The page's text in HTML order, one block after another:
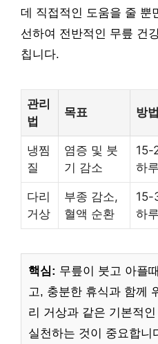
데 직접적인 도움을 줄 뿐
선하여 전반적인 무릎 건
칩니다.
관리
법
목표 방법
냉찜
질
염증 및 붓
기 감소
15-
하
다리
거상
부종 감소,
혈액 순환
15-
하
핵심: 무릎이 붓고 아플
고, 충분한 휴식과 함께
리 거상과 같은 기본적
실천하는 것이 중요합니